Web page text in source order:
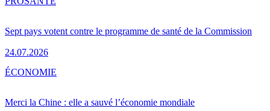
Sept pays votent contre le programme de santé de la Commission
24.07.2026
Merci la Chine : elle a sauvé l’économie mondiale
ÉCONOMIE